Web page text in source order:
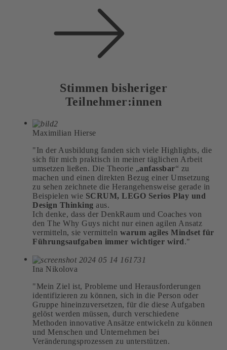
Stimmen bisheriger
Teilnehmer:innen
Maximilian Hierse
"In der Ausbildung fanden sich viele Highlights, die
sich für mich praktisch in meiner täglichen Arbeit
umsetzen ließen. Die Theorie „anfassbar“ zu
machen und einen direkten Bezug einer Umsetzung
zu sehen zeichnete die Herangehensweise gerade in
Beispielen wie SCRUM, LEGO Serios Play und
Design Thinking aus.
Ich denke, dass der DenkRaum und Coaches von
den The Why Guys nicht nur einen agilen Ansatz
vermitteln, sie vermitteln warum agiles Mindset für
Führungsaufgaben immer wichtiger wird."
Ina Nikolova
"Mein Ziel ist, Probleme und Herausforderungen
identifizieren zu können, sich in die Person oder
Gruppe hineinzuversetzen, für die diese Aufgaben
gelöst werden müssen, durch verschiedene
Methoden innovative Ansätze entwickeln zu können
und Menschen und Unternehmen bei
Veränderungsprozessen zu unterstützen.